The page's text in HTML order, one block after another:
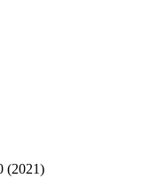
(2021)